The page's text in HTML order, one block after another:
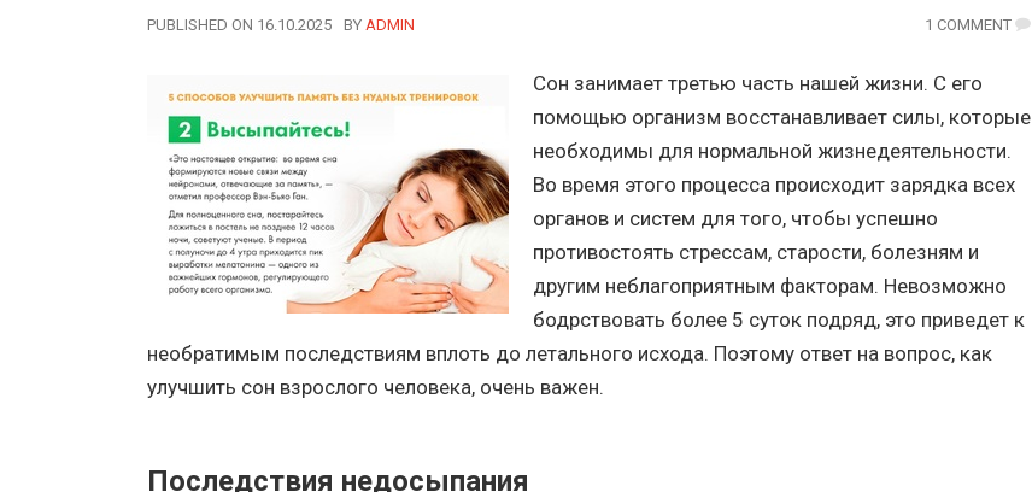
PUBLISHED ON 16.10.2025 BY AUTHOR
ADMIN 1 COMMENT
Сон занимает третью часть нашей жизни. С его
помощью организм восстанавливает силы, которые
необходимы для нормальной жизнедеятельности.
Во время этого процесса происходит зарядка всех
органов и систем для того, чтобы успешно
противостоять стрессам, старости, болезням и
другим неблагоприятным факторам. Невозможно
бодрствовать более 5 суток подряд, это приведет к
необратимым последствиям вплоть до летального исхода. Поэтому ответ на вопрос, как
улучшить сон взрослого человека, очень важен.
Последствия недосыпания